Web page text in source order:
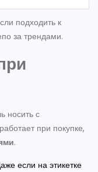
подходить к
за трендами.
носить с
при покупке,
.
если на этикетке